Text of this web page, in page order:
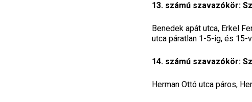
13. számú szavazókör:
Benedek apát utca, Erkel
utca páratlan 1-5-ig, és 15-
14. számú szavazókör:
Herman Ottó utca páros,